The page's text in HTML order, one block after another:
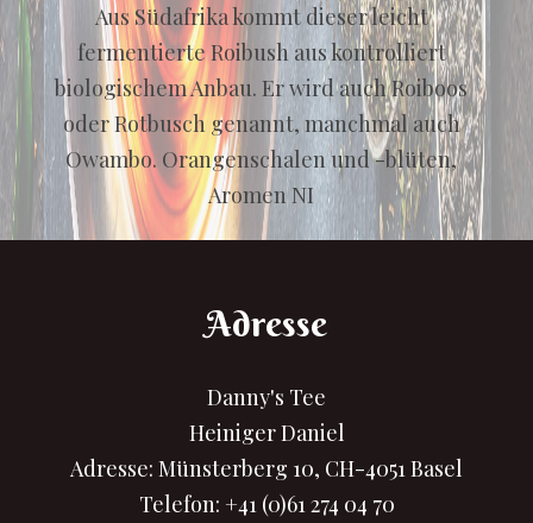
Aus Südafrika kommt dieser leicht
fermentierte Roibush aus kontrolliert
biologischem Anbau. Er wird auch Roiboos
oder Rotbusch genannt, manchmal auch
Owambo. Orangenschalen und -blüten,
Aromen NI
Adresse
Danny's Tee
Heiniger Daniel
Adresse: Münsterberg 10, CH-4051 Basel
Telefon: +41 (0)61 274 04 70